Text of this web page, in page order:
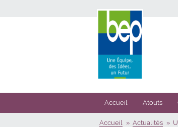
Accueil Atouts
Accueil Actualités